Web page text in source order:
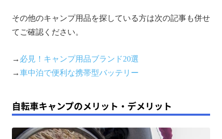
その他のキャンプ用品を探している方は次の記事も併せ
てご確認ください。
→ 必見！キャンプ用品ブランド20選
→車中泊で便利な携帯型バッテリー
自転車キャンプのメリット・デメリット